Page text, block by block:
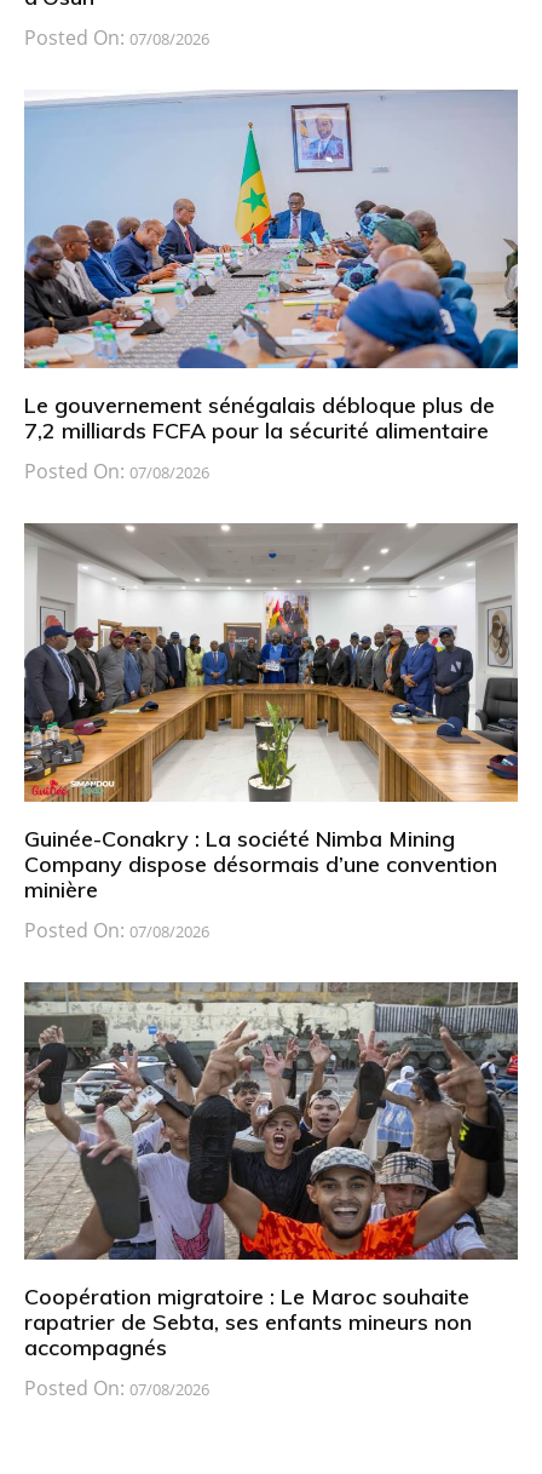
Posted On: 07/08/2026
Le gouvernement sénégalais débloque plus de
7,2 milliards FCFA pour la sécurité alimentaire
Posted On: 07/08/2026
Guinée-Conakry : La société Nimba Mining
Company dispose désormais d’une convention
minière
Posted On: 07/08/2026
Coopération migratoire : Le Maroc souhaite
rapatrier de Sebta, ses enfants mineurs non
accompagnés
Posted On: 07/08/2026